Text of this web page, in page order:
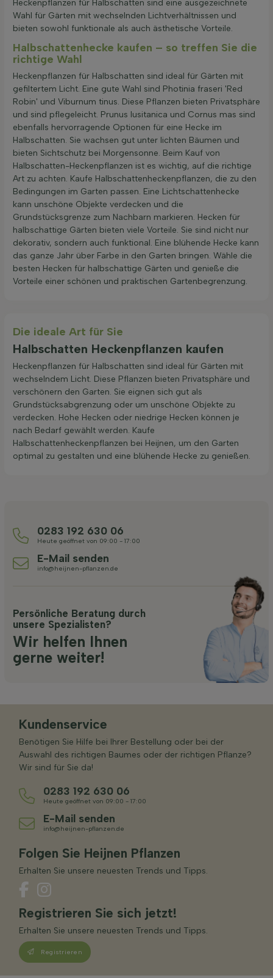
Heckenpflanzen für Halbschatten sind eine ausgezeichnete
Wahl für Gärten mit wechselnden Lichtverhältnissen und
bieten sowohl funktionale als auch ästhetische Vorteile.
Halbschattenhecke kaufen – so treffen Sie die
richtige Wahl
Heckenpflanzen für Halbschatten sind ideal für Gärten mit
gefiltertem Licht. Eine gute Wahl sind Photinia fraseri 'Red
Robin' und Viburnum tinus. Diese Pflanzen bieten Privatsphäre
und sind pflegeleicht. Prunus lusitanica und Cornus mas sind
ebenfalls hervorragende Optionen für eine Hecke im
Halbschatten. Sie wachsen gut unter lichten Bäumen und
bieten Sichtschutz bei Morgensonne. Beim Kauf von
Halbschatten-Heckenpflanzen ist es wichtig, auf die richtige
Art zu achten. Kaufe Halbschattenheckenpflanzen, die zu den
Bedingungen im Garten passen. Eine Lichtschattenhecke
kann unschöne Objekte verdecken und die
Grundstücksgrenze zum Nachbarn markieren. Hecken für
halbschattige Gärten bieten viele Vorteile. Sie sind nicht nur
dekorativ, sondern auch funktional. Eine blühende Hecke kann
das ganze Jahr über Farbe in den Garten bringen. Wähle die
besten Hecken für halbschattige Gärten und genieße die
Vorteile einer schönen und praktischen Gartenbegrenzung.
Die ideale Art für Sie
Halbschatten Heckenpflanzen kaufen
Heckenpflanzen für Halbschatten sind ideal für Gärten mit
wechselndem Licht. Diese Pflanzen bieten Privatsphäre und
verschönern den Garten. Sie eignen sich gut als
Grundstücksabgrenzung oder um unschöne Objekte zu
verdecken. Hohe Hecken oder niedrige Hecken können je
nach Bedarf gewählt werden. Kaufe
Halbschattenheckenpflanzen bei Heijnen, um den Garten
optimal zu gestalten und eine blühende Hecke zu genießen.
0283 192 630 06
Heute geöffnet von 09:00 - 17:00
E-Mail senden
info@heijnen-pflanzen.de
Persönliche Beratung durch
unsere Spezialisten?
Wir helfen Ihnen
gerne weiter!
Kundenservice
Benötigen Sie Hilfe bei Ihrer Bestellung oder bei der
Auswahl des richtigen Baumes oder der richtigen Pflanze?
Wir sind für Sie da!
0283 192 630 06
Heute geöffnet von 09:00 - 17:00
E-Mail senden
info@heijnen-pflanzen.de
Folgen Sie Heijnen Pflanzen
Erhalten Sie unsere neuesten Trends und Tipps.
Registrieren Sie sich jetzt!
Erhalten Sie unsere neuesten Trends und Tipps.
Registrieren